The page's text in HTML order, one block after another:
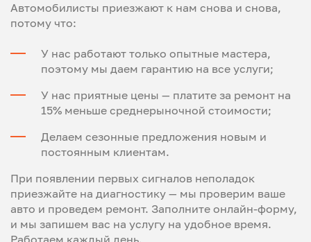
Автомобилисты приезжают к нам снова и снова,
потому что:
У нас работают только опытные мастера,
поэтому мы даем гарантию на все услуги;
У нас приятные цены — платите за ремонт на
15% меньше среднерыночной стоимости;
Делаем сезонные предложения новым и
постоянным клиентам.
При появлении первых сигналов неполадок
приезжайте на диагностику — мы проверим ваше
авто и проведем ремонт. Заполните онлайн-форму,
и мы запишем вас на услугу на удобное время.